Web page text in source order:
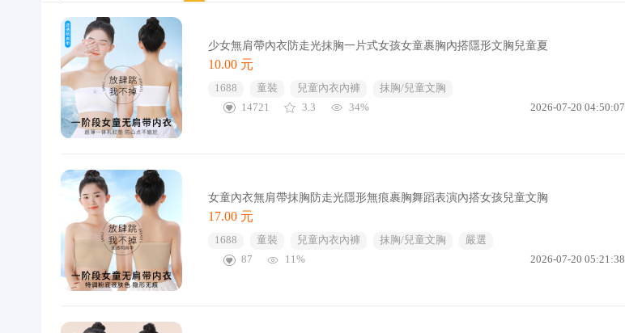
少女無肩帶內衣防走光抹胸一片式女孩女童裹胸內搭隱形文胸兒童夏
10.00 元
1688 童裝 兒童內衣內褲
抹胸/兒童文胸
14721
3.3 34% 2026-07-20 04:50:07
女童內衣無肩帶抹胸防走光隱形無痕裹胸舞蹈表演內搭女孩兒童文胸
17.00 元
1688 童裝 兒童內衣內褲 抹胸/兒童文胸
嚴選
87
11% 2026-07-20 05:21:38